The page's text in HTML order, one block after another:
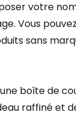
votre
Vous pouvez
sans
boîte de
raffiné et